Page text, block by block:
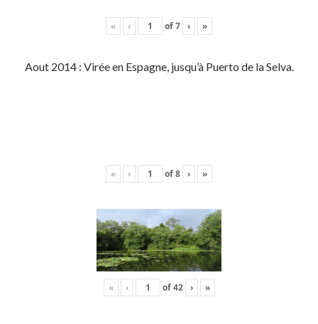
« ‹ of7 › »
Aout 2014 : Virée en Espagne, jusqu’à Puerto de la Selva.
« ‹ of8 › »
« ‹ of42 › »